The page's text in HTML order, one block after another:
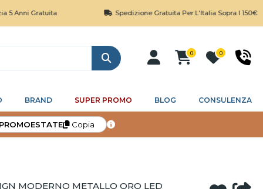
Spedizione Gratuita Per L'Italia Sopra I 150€
Cerca
0 0
BRAND SUPER PROMO BLOG CONSULENZA
Copia
MODERNO METALLO ORO LED